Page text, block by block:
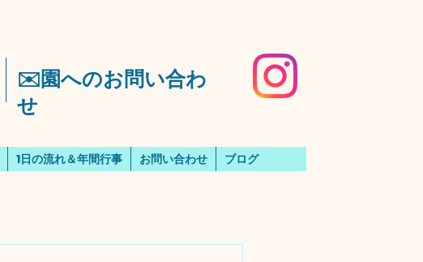
​✉️園へのお問い合わ
せ
1日の流れ＆年間行事 お問い合わせ ブログ